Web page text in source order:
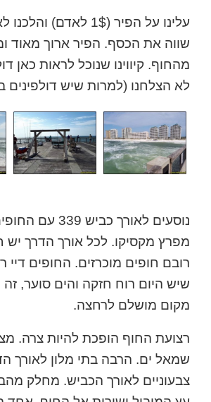
עלינו על הפיר (1$ לאדם)
שווה את הכסף. הפיר ארוך מאוד
מהחוף. קיווינו שנוכל לראות כאן
לא הצלחנו (למרות שיש דולפינים
נוסעים לאורך
מפרץ מקסיקו. לכל אורך הדרך יש
רובם חופים מוכרזים. החופים דיי
שיש היום רוח חזקה והים סוער, זה
מקום מושלם לרחצה.
רצועת החוף הופכת להיות צרה.
שמאל ים. הרבה בתי מלון לאורך
צבעוניים לאורך הכביש. מחלק